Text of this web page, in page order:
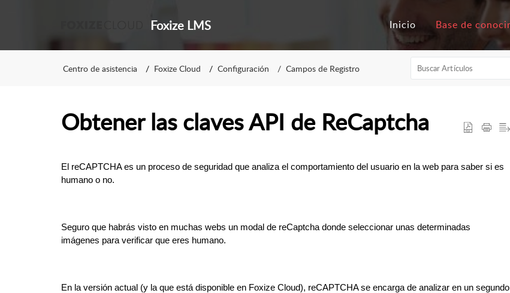
Foxize LMS Inicio
Centro de asistencia Foxize Cloud Configuración Campos de Registro
Obtener las claves API de ReCaptcha
El reCAPTCHA es un proceso de seguridad que analiza el comportamiento del usuario en la web para saber si es
humano o no.
Seguro que habrás visto en muchas webs un modal de reCaptcha donde seleccionar unas determinadas
imágenes para verificar que eres humano.
En la versión actual (y la que está disponible en Foxize Cloud), reCAPTCHA se encarga de analizar en un segundo